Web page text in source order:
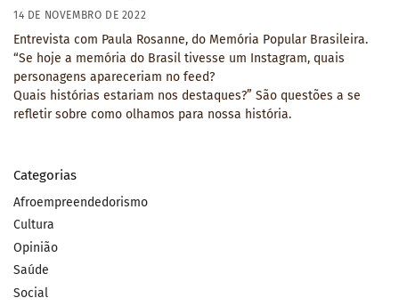
14 DE NOVEMBRO DE 2022
Entrevista com Paula Rosanne, do Memória Popular Brasileira.
“Se hoje a memória do Brasil tivesse um Instagram, quais
personagens apareceriam no feed?
Quais histórias estariam nos destaques?” São questões a se
refletir sobre como olhamos para nossa história.
Categorias
Afroempreendedorismo
Cultura
Opinião
Saúde
Social